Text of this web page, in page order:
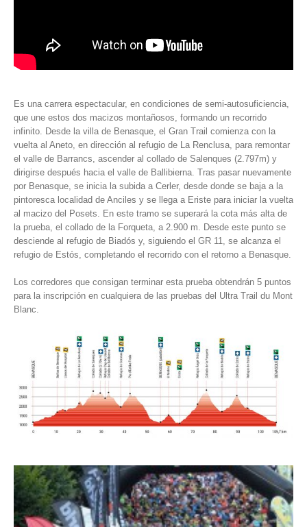
Es una carrera espectacular, en condiciones de semi-autosuficiencia,
que une estos dos macizos montañosos, formando un recorrido
infinito. Desde la villa de Benasque, el Gran Trail comienza con la
vuelta al Aneto, en dirección al refugio de La Renclusa, para remontar
el valle de Barrancs, ascender al collado de Salenques (2.797m) y
dirigirse después hacia el valle de Ballibierna. Tras pasar nuevamente
por Benasque, se inicia la subida a Cerler, desde donde se baja a la
pintoresca localidad de Anciles y se llega a Eriste para iniciar la vuelta
al macizo del Posets. En este tramo se superará la cota más alta de
la prueba, el collado de la Forqueta, a 2.900 m. Desde este punto se
desciende al refugio de Biadós y, siguiendo el GR 11, se alcanza el
refugio de Estós, completando el recorrido con el retorno a Benasque.
Los corredores que consigan terminar esta prueba obtendrán 5 puntos
para la inscripción en cualquiera de las pruebas del Ultra Trail du Mont
Blanc.